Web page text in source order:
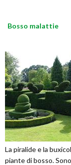
Bosso malattie
La piralide e la
piante di bosso.